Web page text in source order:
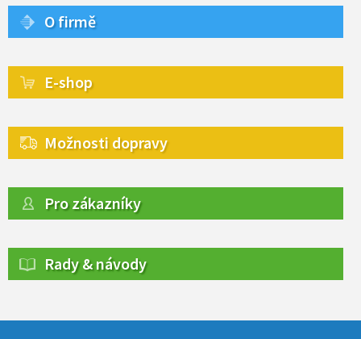
O firmě
E-shop
Možnosti dopravy
Pro zákazníky
Rady & návody